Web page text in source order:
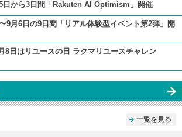
日から3日間「Rakuten AI Optimism」開催
9月6日の9日間「リアル体験型イベント第2弾」開
8日はリユースの日 ラクマリユースチャレン
一覧を見る